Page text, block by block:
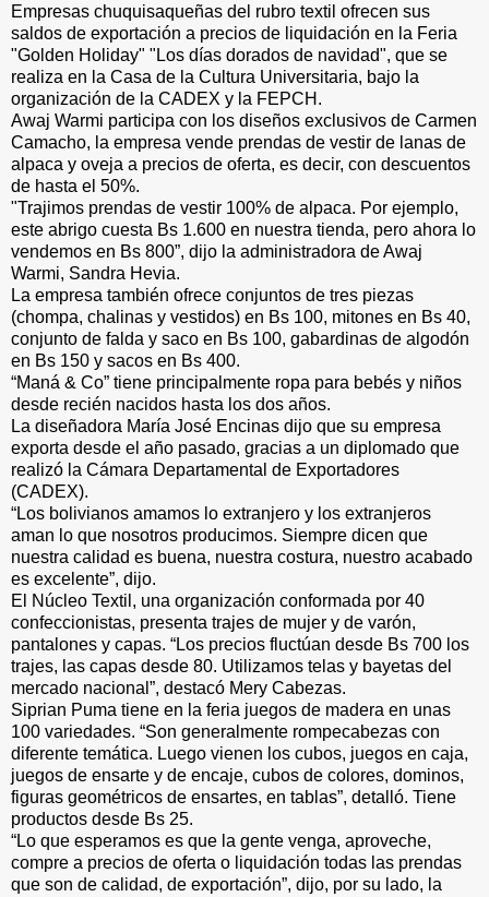
Empresas chuquisaqueñas del rubro textil ofrecen sus
saldos de exportación a precios de liquidación en la Feria
"Golden Holiday" "Los días dorados de navidad", que se
realiza en la Casa de la Cultura Universitaria, bajo la
organización de la CADEX y la FEPCH.
Awaj Warmi participa con los diseños exclusivos de Carmen
Camacho, la empresa vende prendas de vestir de lanas de
alpaca y oveja a precios de oferta, es decir, con descuentos
de hasta el 50%.
"Trajimos prendas de vestir 100% de alpaca. Por ejemplo,
este abrigo cuesta Bs 1.600 en nuestra tienda, pero ahora lo
vendemos en Bs 800”, dijo la administradora de Awaj
Warmi, Sandra Hevia.
La empresa también ofrece conjuntos de tres piezas
(chompa, chalinas y vestidos) en Bs 100, mitones en Bs 40,
conjunto de falda y saco en Bs 100, gabardinas de algodón
en Bs 150 y sacos en Bs 400.
“Maná & Co” tiene principalmente ropa para bebés y niños
desde recién nacidos hasta los dos años.
La diseñadora María José Encinas dijo que su empresa
exporta desde el año pasado, gracias a un diplomado que
realizó la Cámara Departamental de Exportadores
(CADEX).
“Los bolivianos amamos lo extranjero y los extranjeros
aman lo que nosotros producimos. Siempre dicen que
nuestra calidad es buena, nuestra costura, nuestro acabado
es excelente”, dijo.
El Núcleo Textil, una organización conformada por 40
confeccionistas, presenta trajes de mujer y de varón,
pantalones y capas. “Los precios fluctúan desde Bs 700 los
trajes, las capas desde 80. Utilizamos telas y bayetas del
mercado nacional”, destacó Mery Cabezas.
Siprian Puma tiene en la feria juegos de madera en unas
100 variedades. “Son generalmente rompecabezas con
diferente temática. Luego vienen los cubos, juegos en caja,
juegos de ensarte y de encaje, cubos de colores, dominos,
figuras geométricos de ensartes, en tablas”, detalló. Tiene
productos desde Bs 25.
“Lo que esperamos es que la gente venga, aproveche,
compre a precios de oferta o liquidación todas las prendas
que son de calidad, de exportación”, dijo, por su lado, la